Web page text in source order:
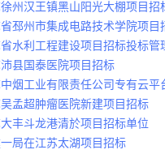
州汉王镇黑山阳光大棚项目招
邳州市集成电路技术学院项目
水利工程建设项目招标投标管
县国泰医院项目招标
烟工业有限责任公司专有云平
招标
孟超肿瘤医院新建项目招标
丰斗龙港清於项目招标单位
局在江苏太湖项目招标